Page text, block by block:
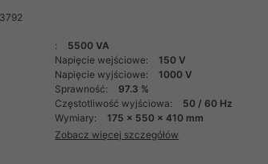
:
5500 VA
Napięcie wejściowe:
150 V
Napięcie wyjściowe:
1000 V
Sprawność:
97.3 %
Częstotliwość wyjściowa:
50 / 60 Hz
Wymiary:
175 x 550 x 410 mm
Zobacz więcej szczegółów